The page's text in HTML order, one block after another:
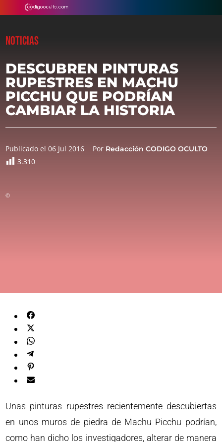
NOTICIAS
DESCUBREN PINTURAS
RUPESTRES EN MACHU
PICCHU QUE PODRÍAN
CAMBIAR LA HISTORIA
Publicado el 06 Jul 2016 Por Redacción CODIGO OCULTO
3.310
©
Unas pinturas rupestres recientemente descubiertas
en unos muros de piedra de Machu Picchu podrían,
como han dicho los investigadores, alterar de manera